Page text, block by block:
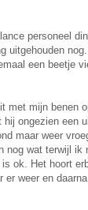
personeel
uitgehouden
een beetje
met mijn benen
ongezien een
maar weer
nog wat terwijl
ok. Het hoort
er weer en